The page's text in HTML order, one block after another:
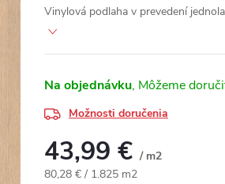
Vinylová podlaha v prevedení
Na objednávku
Možnosti doručenia
43,99 € / m2
Jednotková cena:
80,28 € / 1.825 m2